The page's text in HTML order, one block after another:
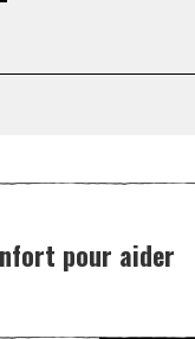
pour aider